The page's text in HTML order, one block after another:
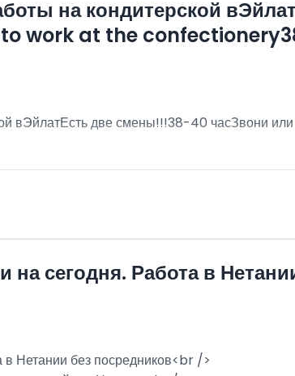
на кондитерской
work at the
вЭйлатЕсть две смены!!!38-40 часЗвони
на сегодня. Работа в
в Нетании без посредников<br />